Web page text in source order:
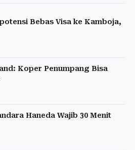
Bebas Visa ke Kamboja,
Koper Penumpang Bisa
Haneda Wajib 30 Menit